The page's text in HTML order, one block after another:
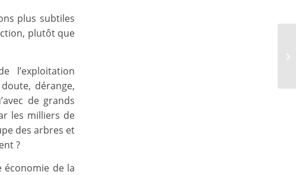
plus subtiles
plutôt que
l’exploitation
dérange,
de grands
les milliers de
des arbres et
?
économie de la